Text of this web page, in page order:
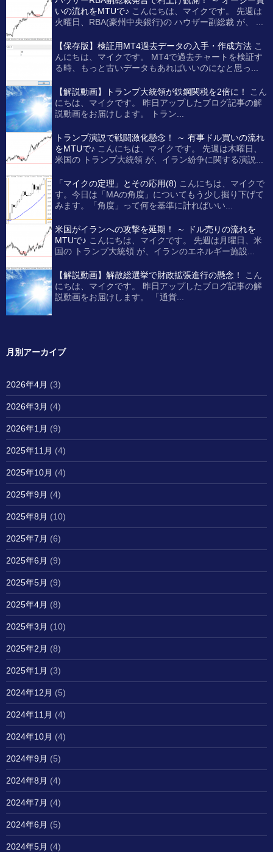
いの流れをMTUで♪ こんにちは、マイクです。 先週は
火曜日、RBA(豪州中央銀行)の ハウザー副総裁 が、 ...
【保存版】検証用MT4過去データの入手・作成方法 こ
んにちは、マイクです。 MT4で過去チャートを検証す
る時、もっと古いデータもあればいいのになと思っ...
【解説動画】トランプ大統領が鉄鋼関税を2倍に！
こん
にちは、マイクです。 昨日アップしたブログ記事の解
説動画をお届けします。 トラン...
トランプ演説で戦闘激化懸念！ ～ 有事ドル買いの流れ
をMTUで♪ こんにちは、マイクです。 先週は木曜日、
米国の トランプ大統領 が、イラン紛争に関する演説...
「マイクの定理」とその応用(8) こんにちは、マイクで
す。今日は「MAの角度」についてもう少し掘り下げて
みます。「角度」って何を基準に計ればいい...
米国がイランへの攻撃を延期！ ～ ドル売りの流れを
MTUで♪ こんにちは、マイクです。 先週は月曜日、米
国の トランプ大統領 が、イランのエネルギー施設...
【解説動画】解散総選挙で財政拡張進行の懸念！
こん
にちは、マイクです。 昨日アップしたブログ記事の解
説動画をお届けします。 「通貨...
月別アーカイブ
2026年4月 (3)
2026年3月 (4)
2026年1月 (9)
2025年11月 (4)
2025年10月 (4)
2025年9月 (4)
2025年8月 (10)
2025年7月 (6)
2025年6月 (9)
2025年5月 (9)
2025年4月 (8)
2025年3月 (10)
2025年2月 (8)
2025年1月 (3)
2024年12月 (5)
2024年11月 (4)
2024年10月 (4)
2024年9月 (5)
2024年8月 (4)
2024年7月 (4)
2024年6月 (5)
2024年5月 (4)